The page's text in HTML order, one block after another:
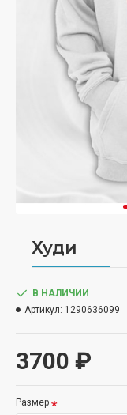
Худи
3700 ₽
В НАЛИЧИИ
Артикул: 1290636099
Размер